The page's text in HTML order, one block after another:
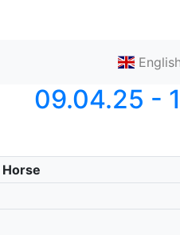
09.04.25 -